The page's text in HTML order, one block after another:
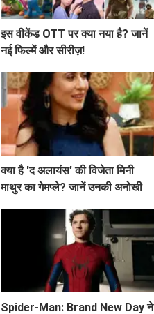
इस वीकेंड OTT पर क्या नया है? जानें
नई फिल्में और सीरीज़!
क्या है 'द अलायंस' की विजेता मिनी
माथुर का गेमप्ले? जानें उनकी अनोखी
Spider-Man: Brand New Day ने